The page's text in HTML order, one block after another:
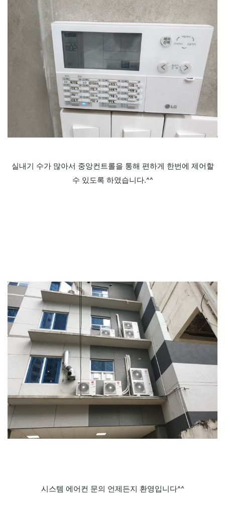
실내기 수가 많아서 중앙컨트롤을 통해 편하게 한번에 제어할
수 있도록 하였습니다.^^
시스템 에어컨 문의 언제든지 환영입니다^^